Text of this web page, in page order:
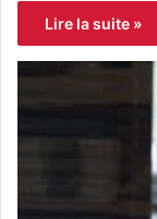
Lire la suite »